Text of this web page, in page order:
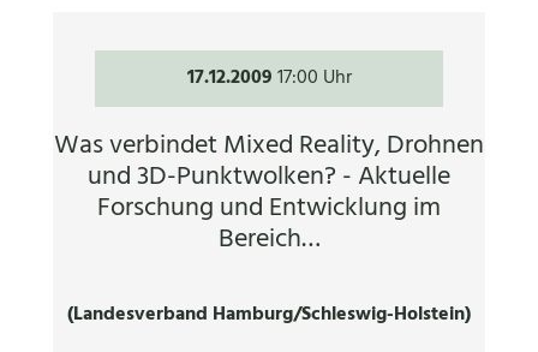
17.12.200917:00 Uhr
Was verbindet Mixed Reality, Drohnen
und 3D-Punktwolken? - Aktuelle
Forschung und Entwicklung im
Bereich…
(Landesverband Hamburg/Schleswig-Holstein)